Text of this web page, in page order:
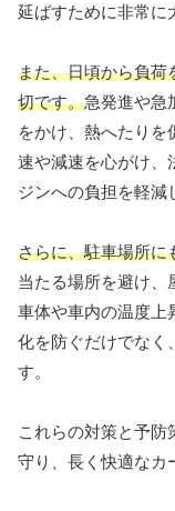
延ばすために非常に
また、日頃から負荷
切です。急発進や急
をかけ、熱へたりを
速や減速を心がけ、
ジンへの負担を軽減
さらに、駐車場所に
当たる場所を避け、
車体や車内の温度上
化を防ぐだけでなく
す。
これらの対策と予防
守り、長く快適なカ